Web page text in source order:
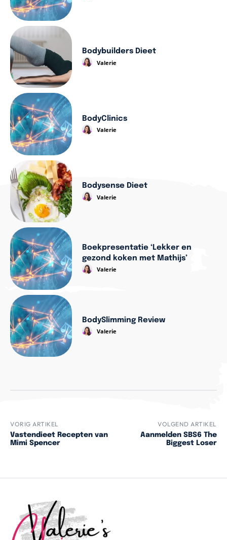
Bodybuilders Dieet
Valerie
BodyClinics
Valerie
Bodysense Dieet
Valerie
Boekpresentatie ‘Lekker en
gezond koken met Mathijs’
Valerie
BodySlimming Review
Valerie
VORIG ARTIKEL
Vastendieet Recepten van
Mimi Spencer
VOLGEND ARTIKEL
Aanmelden SBS6 The
Biggest Loser